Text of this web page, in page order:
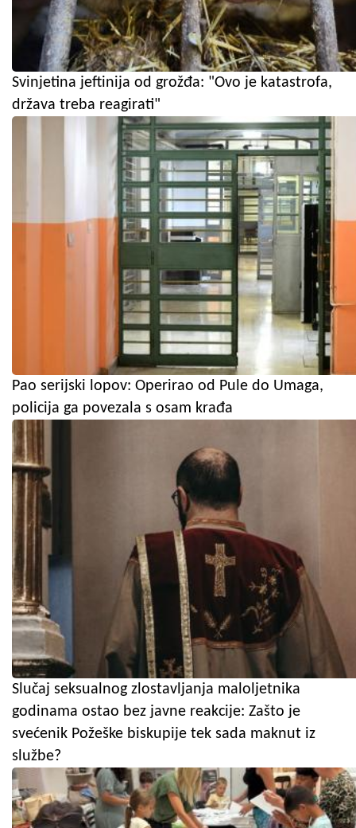
Svinjetina jeftinija od grožđa: "Ovo je katastrofa,
država treba reagirati"
Pao serijski lopov: Operirao od Pule do Umaga,
policija ga povezala s osam krađa
Slučaj seksualnog zlostavljanja maloljetnika
godinama ostao bez javne reakcije: Zašto je
svećenik Požeške biskupije tek sada maknut iz
službe?